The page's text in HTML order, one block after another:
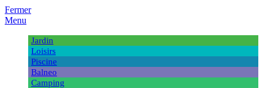
Fermer
Menu
Jardin
Loisirs
Piscine
Balneo
Camping